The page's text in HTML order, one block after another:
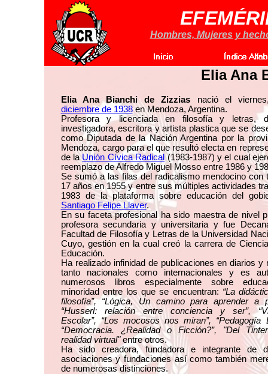
Hombres, Mujeres y
Elia Ana
Elia Ana Bianchi de Zizzias nació el
diciembre de 1938en Mendoza, Argentina.
Profesora y licenciada en filosofía y letras,
investigadora, escritora y artista plastica que se
como Diputada de la Nación Argentina por la
Mendoza, cargo para el que resultó electa en
de laUnión Cívica Radical (1983-1987) y el cual
reemplazo de Alfredo Miguel Mosso entre 1986 y
Se sumó a las filas del radicalismo mendocino con
17 años en 1955 y entre sus múltiples actividades
1983 de la plataforma sobre educación del
Santiago Felipe Llaver.
En su faceta profesional ha sido maestra de nivel
profesora secundaria y universitaria y fue
Facultad de Filosofía y Letras de la Universidad
Cuyo, gestión en la cual creó la carrera de
Educación.
Ha realizado infinidad de publicaciones en diarios y
tanto nacionales como internacionales y es
numerosos libros especialmente sobre
minoridad entre los que se encuentran: “La
filosofía”, “Lógica, Un camino para aprender a
“Husserl: relación entre conciencia y ser”,
Escolar”, “Los mocosos nos miran”, “Pedagogía
“Democracia. ¿Realidad o Ficción?”, "Del
realidad virtual"entre otros.
Ha sido creadora, fundadora e integrante de
asociaciones y fundaciones así como también
de numerosas distinciones.